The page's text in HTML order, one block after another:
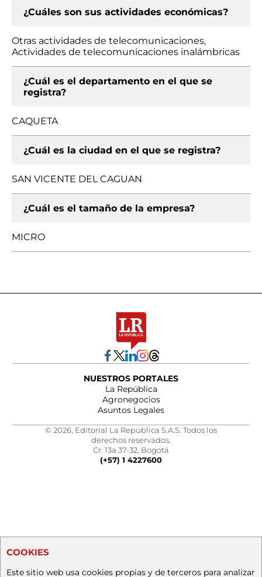
¿Cuáles son sus actividades económicas?
Otras actividades de telecomunicaciones,
Actividades de telecomunicaciones inalámbricas
¿Cuál es el departamento en el que se
registra?
CAQUETA
¿Cuál es la ciudad en el que se registra?
SAN VICENTE DEL CAGUAN
¿Cuál es el tamaño de la empresa?
MICRO
NUESTROS PORTALES
La República
Agronegocios
Asuntos Legales
© 2026, Editorial La República S.A.S. Todos los
derechos reservados.
Cr. 13a 37-32, Bogotá
(+57) 1 4227600
COOKIES
Este sitio web usa cookies propias y de terceros para analizar